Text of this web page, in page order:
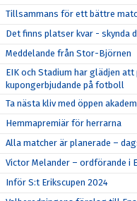
Tillsammans för ett bättre
Det finns platser kvar - skynda
Meddelande från Stor-Björnen
EIK och Stadium har glädjen
kupongerbjudande på fotboll
Ta nästa kliv med öppen
Hemmapremiär för herrarna
Alla matcher är planerade –
Victor Melander – ordförande i
Inför S:t Erikscupen 2024